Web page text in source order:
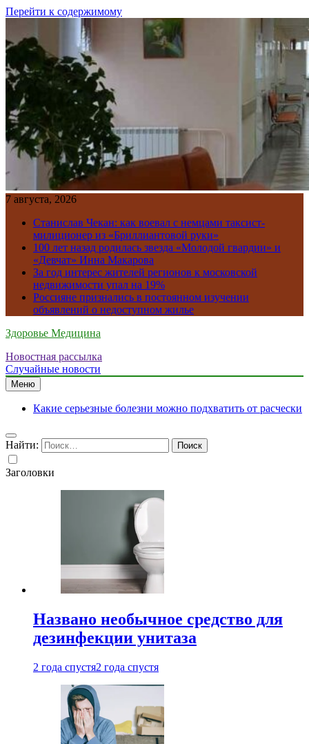
Перейти к содержимому
7 августа, 2026
Станислав Чекан: как воевал с немцами таксист-
милиционер из «Бриллиантовой руки»
100 лет назад родилась звезда «Молодой гвардии» и
«Девчат» Инна Макарова
За год интерес жителей регионов к московской
недвижимости упал на 19%
Россияне признались в постоянном изучении
объявлений о недоступном жилье
Здоровье Медицина
Новостная рассылка
Случайные новости
Меню
Какие серьезные болезни можно подхватить от расчески
Найти:
Заголовки
Названо необычное средство для
дезинфекции унитаза
2 года спустя2 года спустя